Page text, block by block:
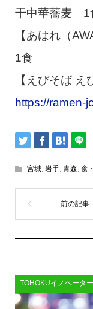
干中華蕎麦 1
【あはれ（
1食
【えびそば
https://
宮城, 岩手, 青森, 食
TOHOKUイノベーター